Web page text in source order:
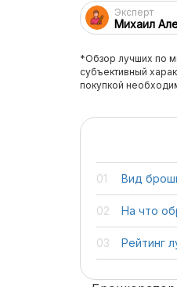
Эксперт
Михаил
*Обзор лучших по
субъективный
покупкой
Вид
На что
Рейтинг